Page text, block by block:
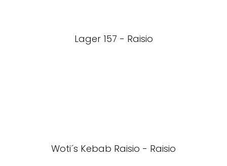
Lager 157 - Raisio
Woti´s Kebab Raisio - Raisio